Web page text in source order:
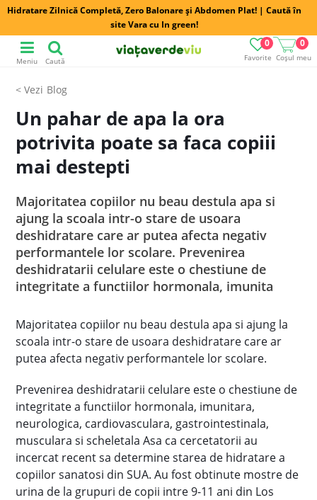
Hidratare Zilnică Completă, Zero Balonare și Abdomen Plat! | Caută în
site Vara cu In green!
Favorite
0
Coșul meu
0
Meniu Caută
Blog
Un pahar de apa la ora
potrivita poate sa faca copiii
mai destepti
Majoritatea copiilor nu beau destula apa si
ajung la scoala intr-o stare de usoara
deshidratare care ar putea afecta negativ
performantele lor scolare. Prevenirea
deshidratarii celulare este o chestiune de
integritate a functiilor hormonala, imunita
Majoritatea copiilor nu beau destula apa si ajung la
scoala intr-o stare de usoara deshidratare care ar
putea afecta negativ performantele lor scolare.
Prevenirea deshidratarii celulare este o chestiune de
integritate a functiilor hormonala, imunitara,
neurologica, cardiovasculara, gastrointestinala,
musculara si scheletala Asa ca cercetatorii au
incercat recent sa determine starea de hidratare a
copiilor sanatosi din SUA. Au fost obtinute mostre de
urina de la grupuri de copii intre 9-11 ani din Los